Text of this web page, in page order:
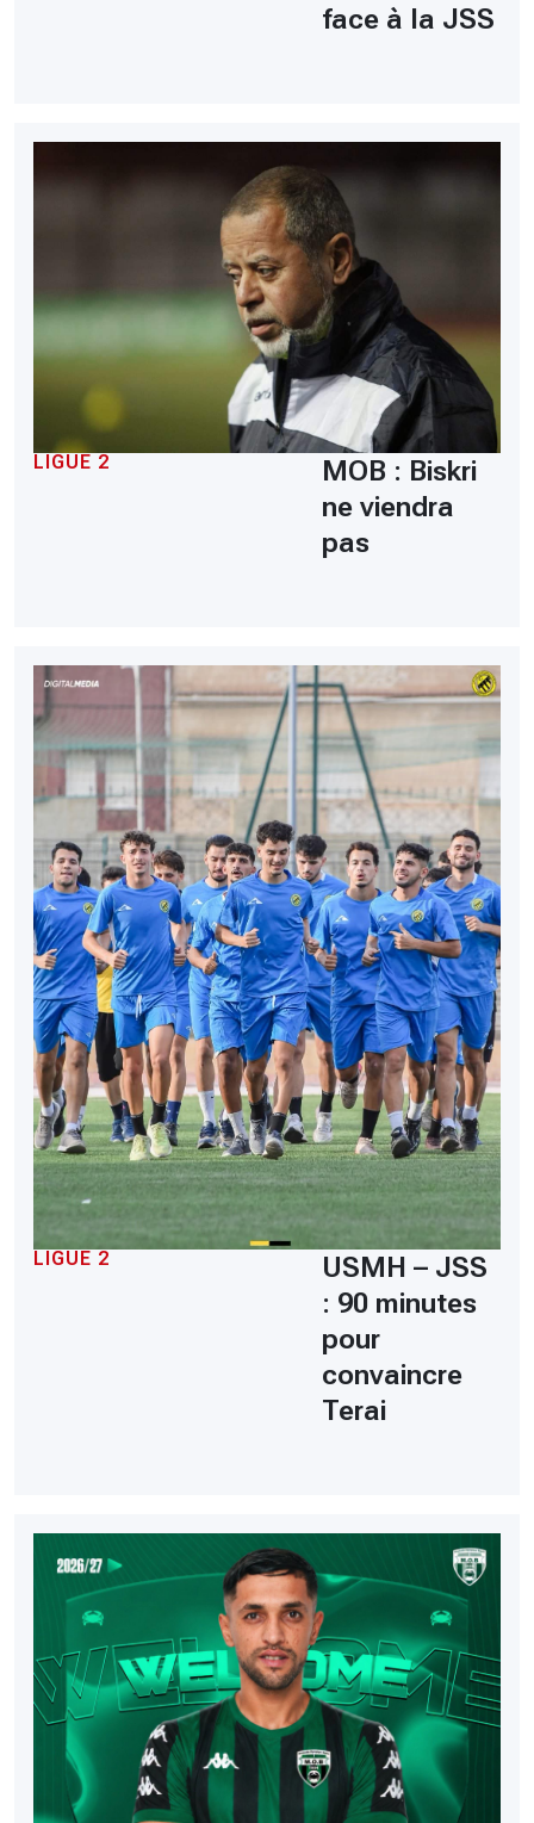
face à la JSS
LIGUE 2
MOB : Biskri
ne viendra
pas
LIGUE 2
USMH – JSS
: 90 minutes
pour
convaincre
Terai